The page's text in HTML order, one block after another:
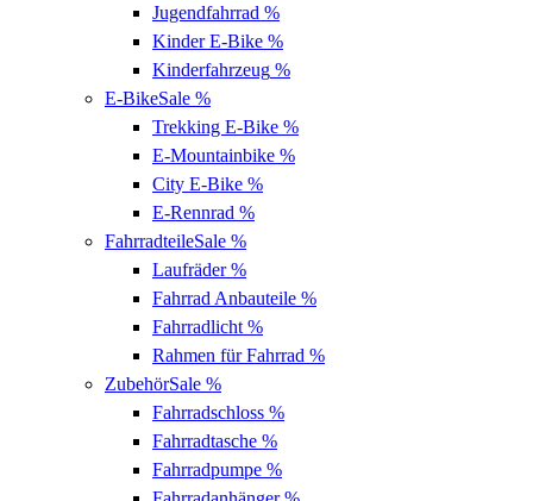
Jugendfahrrad %
Kinder E-Bike %
Kinderfahrzeug %
E-BikeSale %
Trekking E-Bike %
E-Mountainbike %
City E-Bike %
E-Rennrad %
FahrradteileSale %
Laufräder%
Fahrrad Anbauteile %
Fahrradlicht %
Rahmen für Fahrrad %
ZubehörSale %
Fahrradschloss %
Fahrradtasche %
Fahrradpumpe %